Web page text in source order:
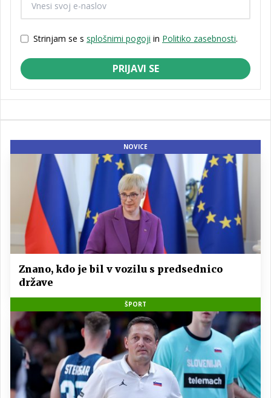
Strinjam se s splošnimi pogoji in Politiko zasebnosti.
PRIJAVI SE
NOVICE
Znano, kdo je bil v vozilu s predsednico
države
ŠPORT